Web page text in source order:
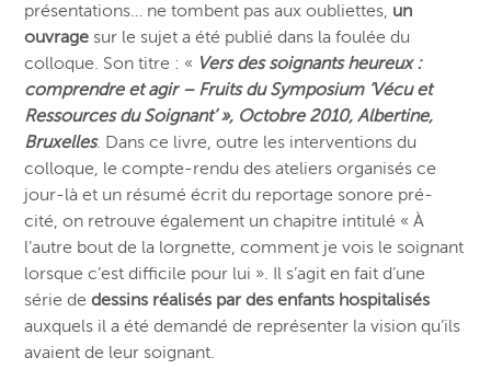
présentations… ne tombent pas aux oubliettes, un
ouvrage sur le sujet a été publié dans la foulée du
colloque. Son titre : « Vers des soignants heureux :
comprendre et agir – Fruits du Symposium ‘Vécu et
Ressources du Soignant’ », Octobre 2010, Albertine,
Bruxelles. Dans ce livre, outre les interventions du
colloque, le compte-rendu des ateliers organisés ce
jour-là et un résumé écrit du reportage sonore pré-
cité, on retrouve également un chapitre intitulé « À
l’autre bout de la lorgnette, comment je vois le soignant
lorsque c’est difficile pour lui ». Il s’agit en fait d’une
série dedessins réalisés par des enfants hospitalisés
auxquels il a été demandé de représenter la vision qu’ils
avaient de leur soignant.